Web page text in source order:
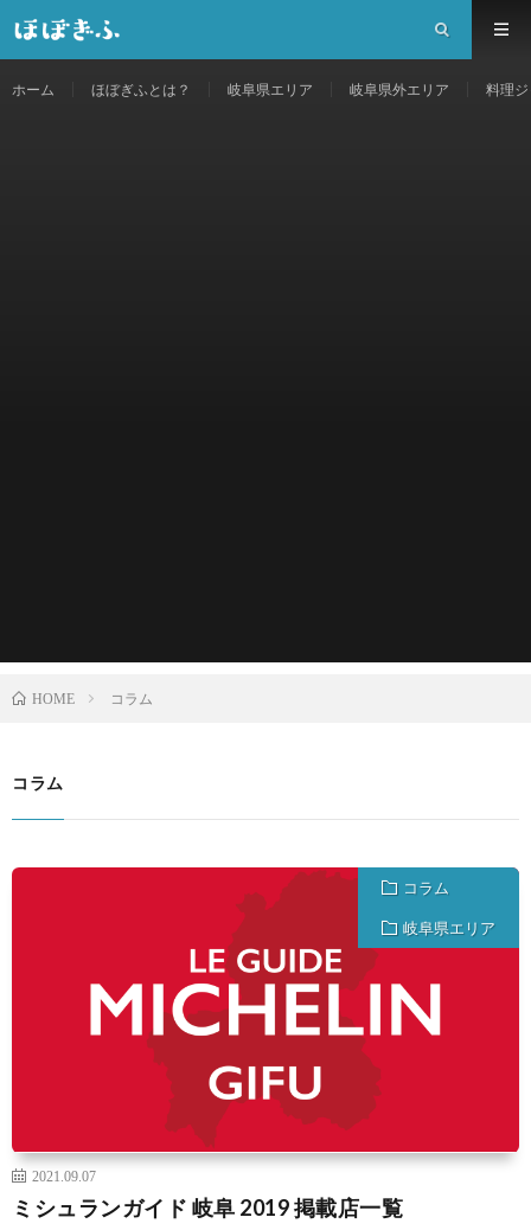
ホーム ほぼぎふとは？ 岐阜県エリア 岐阜県外エリア 料理
HOME コラム
コラム
コラム
岐阜県エリア
2021.09.07
ミシュランガイド 岐阜 2019 掲載店一覧